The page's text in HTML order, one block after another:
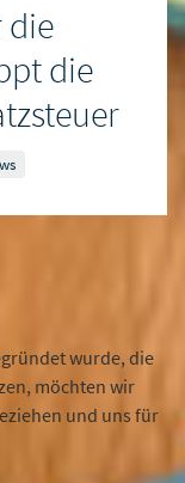
die
die
wurde, die
möchten wir
und uns für